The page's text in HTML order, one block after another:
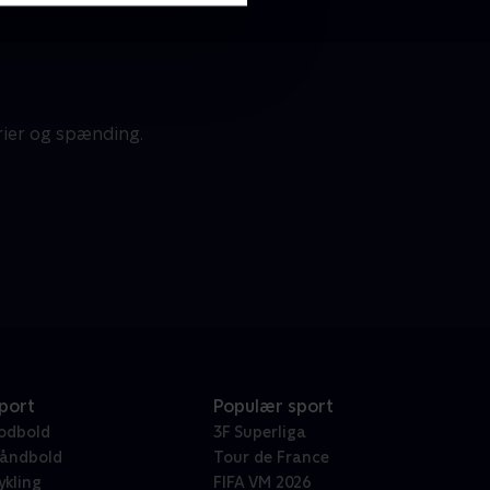
og spænding.
Populær sport
3F Superliga
Tour de France
FIFA VM 2026